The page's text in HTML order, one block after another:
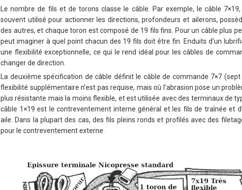
Le nombre de fils et de torons classe le câble. Par exemple, le câble
souvent utilisé pour actionner les directions, profondeurs et ailerons,
des autres, et chaque toron est composé de 19 fils fins. Pour un câble plus
peut imaginer à quel point chacun des 19 fils doit être fin. Enduits d’un
une flexibilité exceptionnelle, ce qui le rend idéal pour les câbles de
changer de direction.
La deuxième spécification de câble définit le câble de commande 7×7
flexibilité supplémentaire n’est pas requise, mais où l’abrasion pose un
plus résistante mais la moins flexible, et est utilisée avec des terminaux de
câble 1×19 est le contreventement interne général et les fils de traînée et
aile. Dans la plupart des cas, des fils pleins ronds et profilés avec des
pour le contreventement externe.